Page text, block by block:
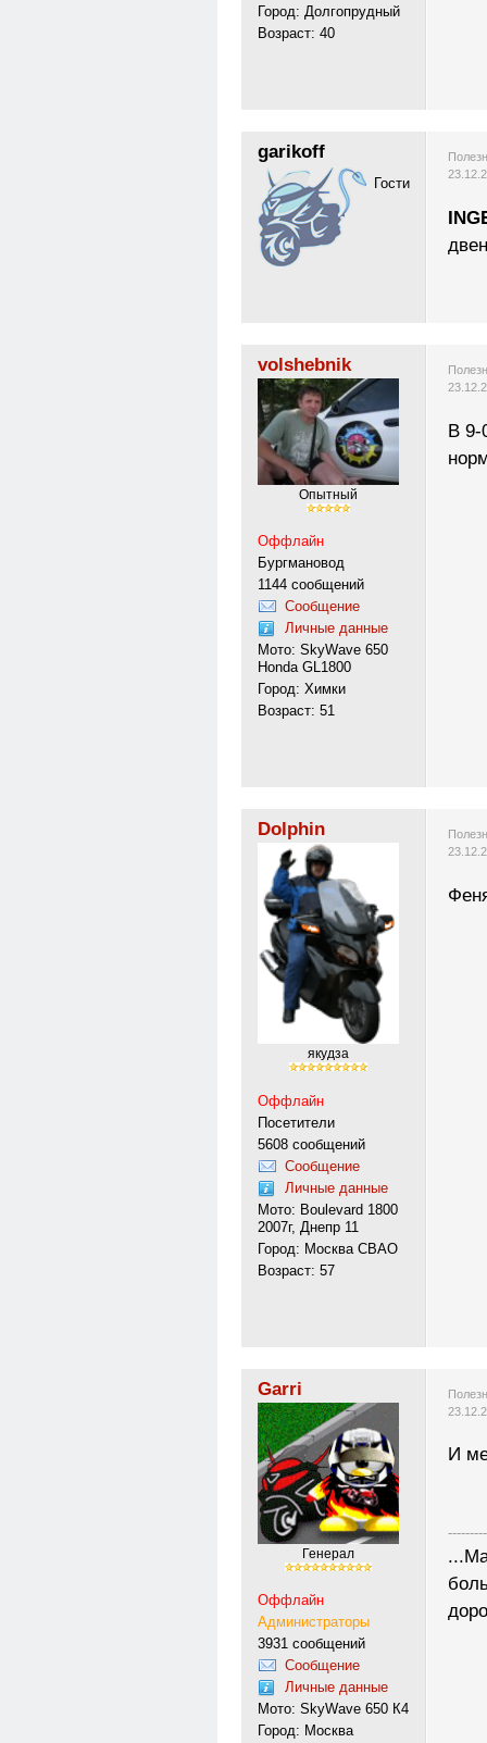
Город: Долгопрудный
Возраст: 40
garikoff
Гости
volshebnik
Опытный
Оффлайн
Бургмановод
1144 сообщений
Сообщение
Личные данные
Мото: SkyWave 650
Honda GL1800
Город: Химки
Возраст: 51
В 9-
Dolphin
якудза
Оффлайн
Посетители
5608 сообщений
Сообщение
Личные данные
Мото: Boulevard 1800
2007г, Днепр 11
Город: Москва СВАО
Возраст: 57
Garri
Генерал
Оффлайн
Администраторы
3931 сообщений
Сообщение
Личные данные
Мото: SkyWave 650 К4
Город: Москва
И